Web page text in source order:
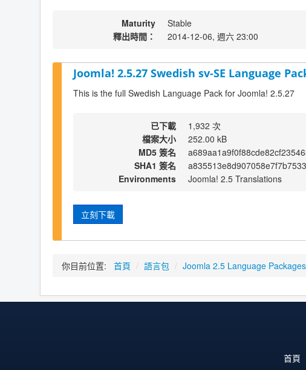
Maturity
Stable
釋出時間：
2014-12-06, 週六 23:00
Joomla! 2.5.27 Swedish sv-SE Language
This is the full Swedish Language Pack for Joomla! 2.5.27
已下載
1,932 次
檔案大小
252.00 kB
MD5 簽名
SHA1 簽名
Environments
Joomla! 2.5 Translations
立刻下載
你目前位置: 首頁 / 語言包 / Joomla 2.5 Language Packages
首頁